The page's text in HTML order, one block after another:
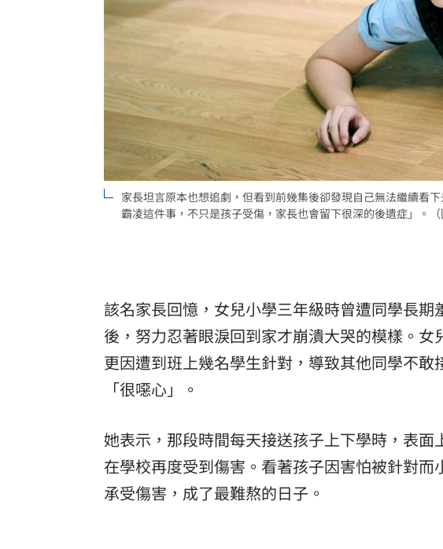
家長坦言原本也想追劇，但看到前幾集後卻發現自己無法繼續看
霸凌這件事，不只是孩子受傷，家長也會留下很深的後遺症」。（
該名家長回憶，女兒小學三年級時曾遭同學長
後，努力忍著眼淚回到家才崩潰大哭的模樣。
更因遭到班上幾名學生針對，導致其他同學不
「很噁心」。
她表示，那段時間每天接送孩子上下學時，表
在學校再度受到傷害。看著孩子因害怕被針對
承受傷害，成了最難熬的日子。